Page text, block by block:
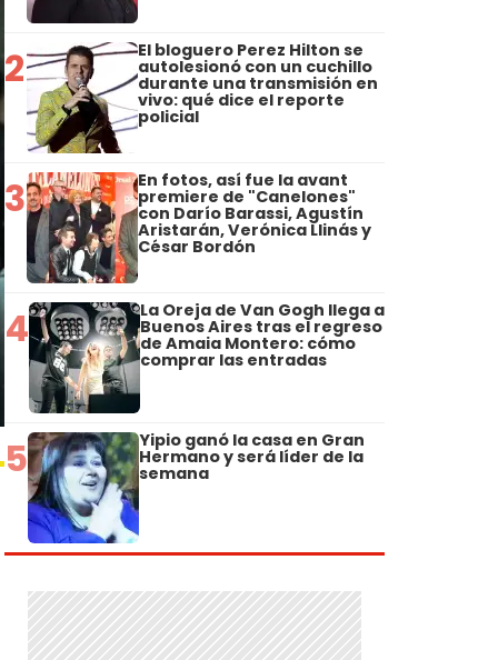
2 El bloguero Perez Hilton se
autolesionó con un cuchillo
durante una transmisión en
vivo: qué dice el reporte
policial
3 En fotos, así fue la avant
premiere de "Canelones"
con Darío Barassi, Agustín
Aristarán, Verónica Llinás y
César Bordón
4 La Oreja de Van Gogh llega a
Buenos Aires tras el regreso
de Amaia Montero: cómo
comprar las entradas
5 Yipio ganó la casa en Gran
Hermano y será líder de la
semana